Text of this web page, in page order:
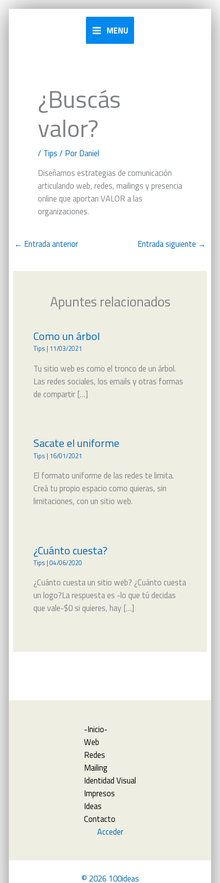
MENU
¿Buscás
valor?
/ Tips / Por Daniel
Diseñamos estrategias de comunicación
articulando web, redes, mailings y presencia
online que aportan VALOR a las
organizaciones.
← Entrada anterior Entrada siguiente →
Apuntes relacionados
Como un árbol
Tips | 11/03/2021
Tu sitio web es como el tronco de un árbol.
Las redes sociales, los emails y otras formas
de compartir […]
Sacate el uniforme
Tips | 16/01/2021
El formato uniforme de las redes te limita.
Creá tu propio espacio como quieras, sin
limitaciones, con un sitio web.
¿Cuánto cuesta?
Tips | 04/06/2020
¿Cuánto cuesta un sitio web? ¿Cuánto cuesta
un logo?La respuesta es -lo que tú decidas
que vale-$0 si quieres, hay […]
-Inicio-
Web
Redes
Mailing
Identidad Visual
Impresos
Ideas
Contacto
Acceder
© 2026 100ideas